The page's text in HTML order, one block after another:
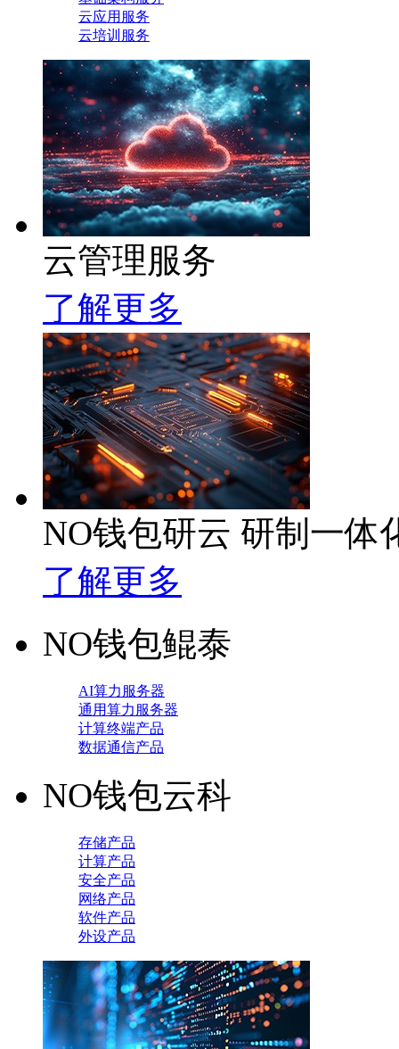
云应用服务
云培训服务
云管理服务
了解更多
NO钱包研云 研制一体
了解更多
NO钱包鲲泰
AI算力服务器
通用算力服务器
计算终端产品
数据通信产品
NO钱包云科
存储产品
计算产品
安全产品
网络产品
软件产品
外设产品